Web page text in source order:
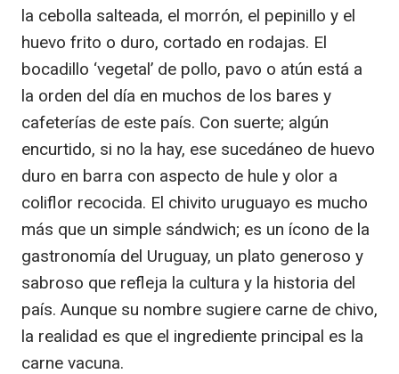
la cebolla salteada, el morrón, el pepinillo y el
huevo frito o duro, cortado en rodajas. El
bocadillo ‘vegetal’ de pollo, pavo o atún está a
la orden del día en muchos de los bares y
cafeterías de este país. Con suerte; algún
encurtido, si no la hay, ese sucedáneo de huevo
duro en barra con aspecto de hule y olor a
coliflor recocida. El chivito uruguayo es mucho
más que un simple sándwich; es un ícono de la
gastronomía del Uruguay, un plato generoso y
sabroso que refleja la cultura y la historia del
país. Aunque su nombre sugiere carne de chivo,
la realidad es que el ingrediente principal es la
carne vacuna.